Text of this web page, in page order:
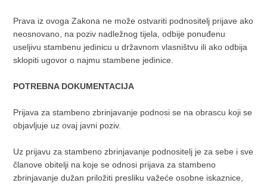
Prava iz ovoga Zakona ne može ostvariti podnositelj prijave ako
neosnovano, na poziv nadležnog tijela, odbije ponuđenu
useljivu stambenu jedinicu u državnom vlasništvu ili ako odbija
sklopiti ugovor o najmu stambene jedinice.
POTREBNA DOKUMENTACIJA
Prijava za stambeno zbrinjavanje podnosi se na obrascu koji se
objavljuje uz ovaj javni poziv.
Uz prijavu za stambeno zbrinjavanje podnositelj je za sebe i sve
članove obitelji na koje se odnosi prijava za stambeno
zbrinjavanje dužan priložiti presliku važeće osobne iskaznice,